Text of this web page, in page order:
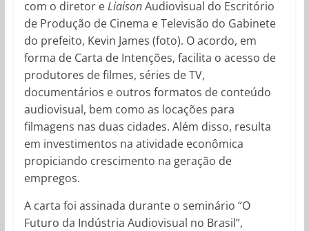
com o diretor eLiaisonAudiovisual do Escritório
de Produção de Cinema e Televisão do Gabinete
do prefeito, Kevin James (foto). O acordo, em
forma de Carta de Intenções, facilita o acesso de
produtores de filmes, séries de TV,
documentários e outros formatos de conteúdo
audiovisual, bem como as locações para
filmagens nas duas cidades. Além disso, resulta
em investimentos na atividade econômica
propiciando crescimento na geração de
empregos.
A carta foi assinada durante o seminário “O
Futuro da Indústria Audiovisual no Brasil”,